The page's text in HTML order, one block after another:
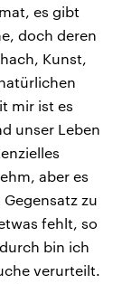
es gibt
doch deren
Kunst,
mir ist es
unser Leben
aber es
zu
fehlt, so
bin ich
verurteilt.